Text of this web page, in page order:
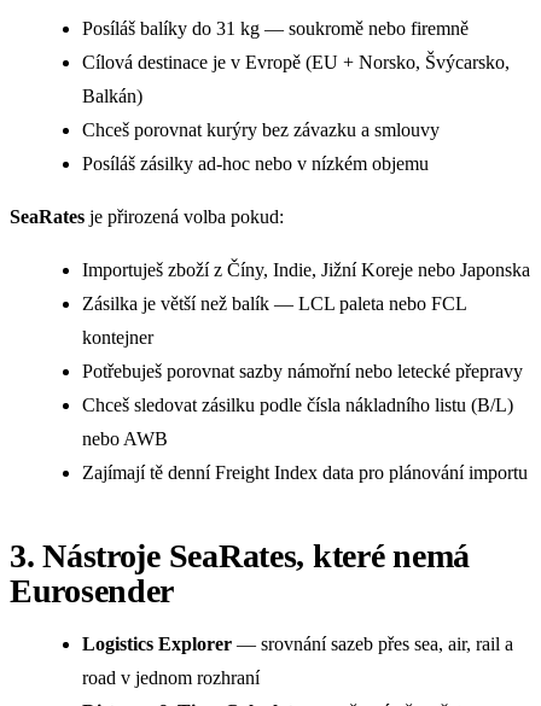
Posíláš balíky do 31 kg — soukromě nebo firemně
Cílová destinace je v Evropě (EU + Norsko, Švýcarsko,
Balkán)
Chceš porovnat kurýry bez závazku a smlouvy
Posíláš zásilky ad-hoc nebo v nízkém objemu
SeaRates je přirozená volba pokud:
Importuješ zboží z Číny, Indie, Jižní Koreje nebo Japonska
Zásilka je větší než balík — LCL paleta nebo FCL
kontejner
Potřebuješ porovnat sazby námořní nebo letecké přepravy
Chceš sledovat zásilku podle čísla nákladního listu (B/L)
nebo AWB
Zajímají tě denní Freight Index data pro plánování importu
3. Nástroje SeaRates, které nemá
Eurosender
Logistics Explorer — srovnání sazeb přes sea, air, rail a
road v jednom rozhraní